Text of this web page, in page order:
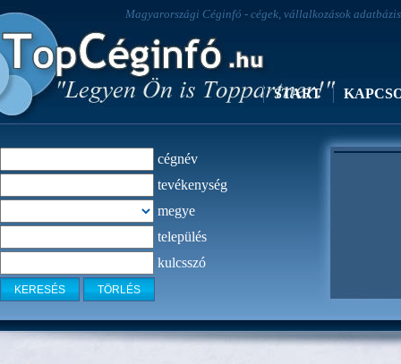
Magyarországi Céginfó - cégek, vállalkozások
START
cégnév
tevékenység
megye
település
kulcsszó